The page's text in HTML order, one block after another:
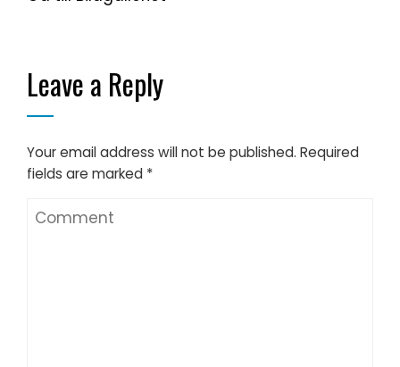
Leave a Reply
Your email address will not be published. Required
fields are marked *